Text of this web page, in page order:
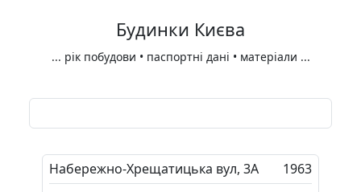
Будинки Києва
... рік побудови • паспортні дані • матеріали ...
Набережно-Хрещатицька вул, 3А 1963